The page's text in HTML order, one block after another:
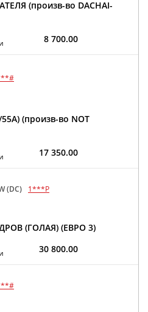
(произв-во DACHAI-
8 700.00
(произв-во NOT
17 350.00
(DC)
1***P
(ГОЛАЯ) (ЕВРО 3)
30 800.00